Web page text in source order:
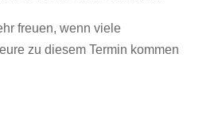
freuen, wenn viele
zu diesem Termin kommen